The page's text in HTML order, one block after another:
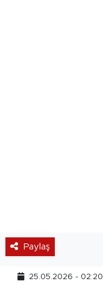
Paylaş
25.05.2026 - 02:20